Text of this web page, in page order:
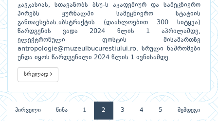
კავკასიას, სთავაზობს ბსუ-ს აკადემიურ და სამეცნიერო
პირებს ჟურნალში სამეცნიერო სტატიის
განთავსებას.აბსტრაქტის (დაახლოებით 300 სიტყვა)
წარდგენის ვადა 2024 წლის 1 აპრილამდე,
ელექტრონული ფოსტის მისამართზე
antropologie@muzeulbucurestiului.ro. სრული ნაშრომები
უნდა იყოს წარდგენილი 2024 წლის 1 ივნისამდე.
სრულად
პირველი წინა 1 2 3 4 5 შემდეგი